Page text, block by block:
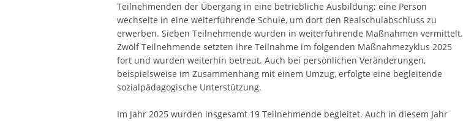
Teilnehmenden der Übergang in eine betriebliche Ausbildung; eine Person
wechselte in eine weiterführende Schule, um dort den Realschulabschluss zu
erwerben. Sieben Teilnehmende wurden in weiterführende Maßnahmen vermittelt.
Zwölf Teilnehmende setzten ihre Teilnahme im folgenden Maßnahmezyklus 2025
fort und wurden weiterhin betreut. Auch bei persönlichen Veränderungen,
beispielsweise im Zusammenhang mit einem Umzug, erfolgte eine begleitende
sozialpädagogische Unterstützung.
Im Jahr 2025 wurden insgesamt 19 Teilnehmende begleitet. Auch in diesem Jahr